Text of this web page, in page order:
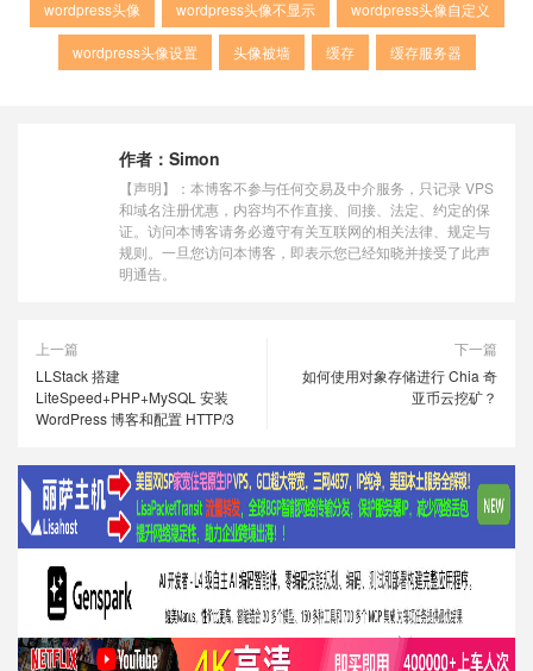
wordpress头像 wordpress头像不显示 wordpress头像自定义
wordpress头像设置 头像被墙 缓存 缓存服务器
作者： Simon
【声明】：本博客不参与任何交易及中介服务，只记录 VPS
和域名注册优惠，内容均不作直接、间接、法定、约定的保
证。访问本博客请务必遵守有关互联网的相关法律、规定与
规则。一旦您访问本博客，即表示您已经知晓并接受了此声
明通告。
上一篇
LLStack 搭建
LiteSpeed+PHP+MySQL 安装
WordPress 博客和配置 HTTP/3
下一篇
如何使用对象存储进行 Chia 奇
亚币云挖矿？